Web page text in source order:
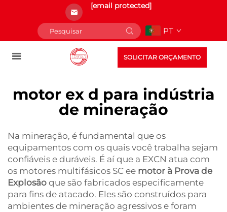
[email protected]
PT
SOLICITAR ORÇAMENTO
motor ex d para indústria
de mineração
Na mineração, é fundamental que os
equipamentos com os quais você trabalha sejam
confiáveis e duráveis. É aí que a EXCN atua com
os motores multifásicos SC ee motor à Prova de
Explosão que são fabricados especificamente
para fins de atacado. Eles são construídos para
ambientes de mineração agressivos e foram